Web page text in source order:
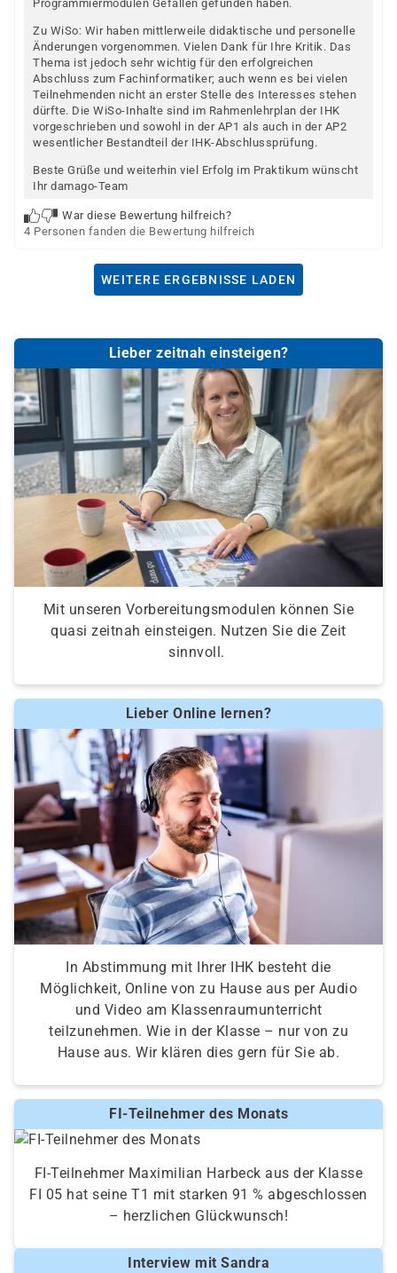
Programmiermodulen Gefallen gefunden haben.
Zu WiSo: Wir haben mittlerweile didaktische und personelle
Änderungen vorgenommen. Vielen Dank für Ihre Kritik. Das
Thema ist jedoch sehr wichtig für den erfolgreichen
Abschluss zum Fachinformatiker; auch wenn es bei vielen
Teilnehmenden nicht an erster Stelle des Interesses stehen
dürfte. Die WiSo-Inhalte sind im Rahmenlehrplan der IHK
vorgeschrieben und sowohl in der AP1 als auch in der AP2
wesentlicher Bestandteil der IHK-Abschlussprüfung.
Beste Grüße und weiterhin viel Erfolg im Praktikum wünscht
Ihr damago-Team
War diese Bewertung hilfreich?
4 Personen fanden die Bewertung hilfreich
WEITERE ERGEBNISSE LADEN
Lieber zeitnah einsteigen?
Mit unseren Vorbereitungsmodulen können Sie
quasi zeitnah einsteigen. Nutzen Sie die Zeit
sinnvoll.
Lieber Online lernen?
In Abstimmung mit Ihrer IHK besteht die
Möglichkeit, Online von zu Hause aus per Audio
und Video am Klassenraumunterricht
teilzunehmen. Wie in der Klasse – nur von zu
Hause aus. Wir klären dies gern für Sie ab.
FI-Teilnehmer des Monats
FI-Teilnehmer Maximilian Harbeck aus der Klasse
FI 05 hat seine T1 mit starken 91 % abgeschlossen
– herzlichen Glückwunsch!
Interview mit Sandra